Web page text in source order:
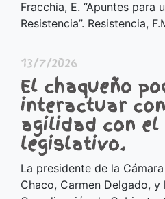
Fracchia, E. “Apuntes para
Resistencia”. Resistencia,
13/7/2026
El chaqueño
interactuar
agilidad con el
legislativo.
La presidente de la
Chaco, Carmen Delgado, y